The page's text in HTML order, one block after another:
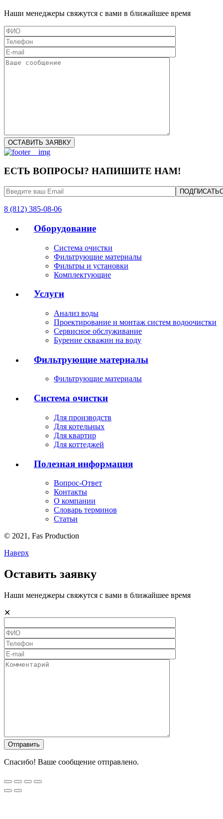
Наши менеджеры свяжутся с вами в ближайшее время
ЕСТЬ ВОПРОСЫ? НАПИШИТЕ НАМ!
8 (812) 385-08-06
Оборудование
Система очистки
Фильтрующие материалы
Фильтры и установки
Комплектующие
Услуги
Анализ воды
Проектирование и монтаж систем водоочистки
Сервисное обслуживание
Бурение скважин на воду
Фильтрующие материалы
Фильтрующие материалы
Система очистки
Для производств
Для котельных
Для квартир
Для коттеджей
Полезная информация
Вопрос-Ответ
Контакты
О компании
Словарь терминов
Статьи
© 2021, Fas Production
Наверх
Оставить заявку
Наши менеджеры свяжутся с вами в ближайшее время
✕
Спасибо! Ваше сообщение отправлено.